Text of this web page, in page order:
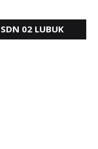
SDN 02 LUBUK